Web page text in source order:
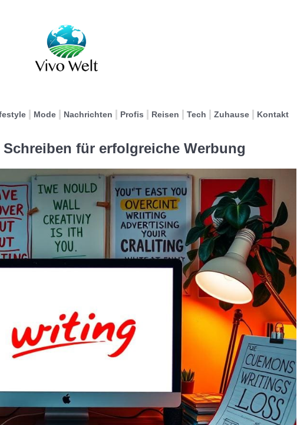
Mode Nachrichten Profis Reisen Tech Zuhause Kontakt
Schreiben für erfolgreiche Werbung